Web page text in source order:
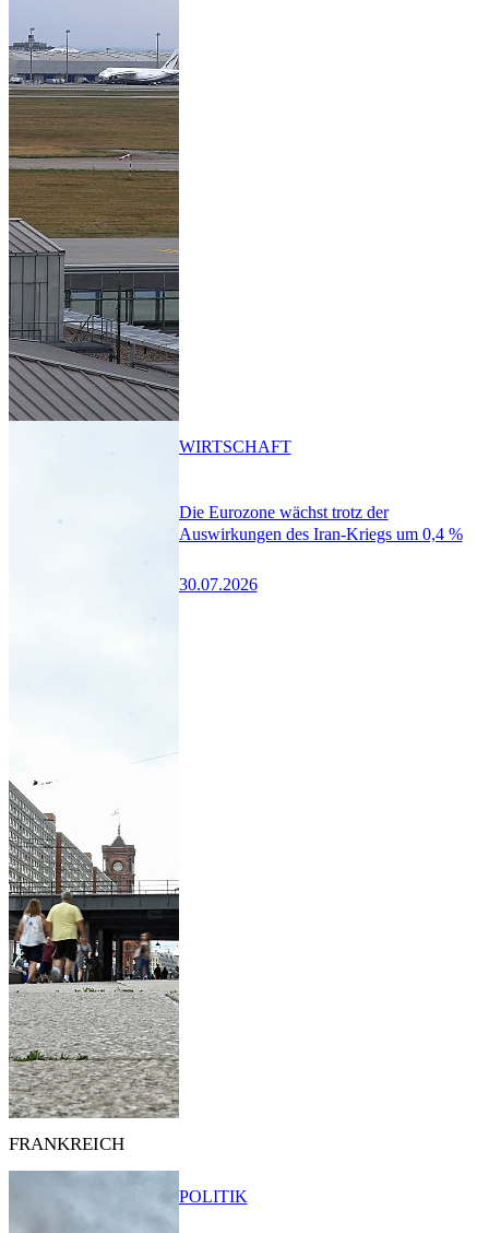
Die Eurozone wächst trotz der
Auswirkungen des Iran-Kriegs um 0,4 %
30.07.2026
WIRTSCHAFT
FRANKREICH
POLITIK